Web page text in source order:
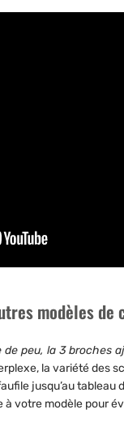
modèles de
peu, la 3 broches
la variété des
jusqu’au
votre modèle pour